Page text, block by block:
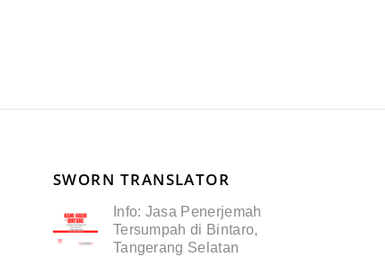
SWORN TRANSLATOR
Info: Jasa Penerjemah
Tersumpah di Bintaro,
Tangerang Selatan